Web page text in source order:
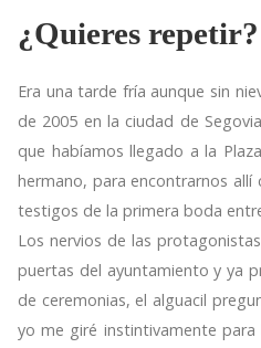
¿Quieres repetir?
Era una tarde fría aunque sin
de 2005 en la ciudad de
que habíamos llegado a la
hermano, para encontrarnos
testigos de la primera boda
Los nervios de las
puertas del ayuntamiento y ya
de ceremonias, el alguacil
yo me giré instintivamente para